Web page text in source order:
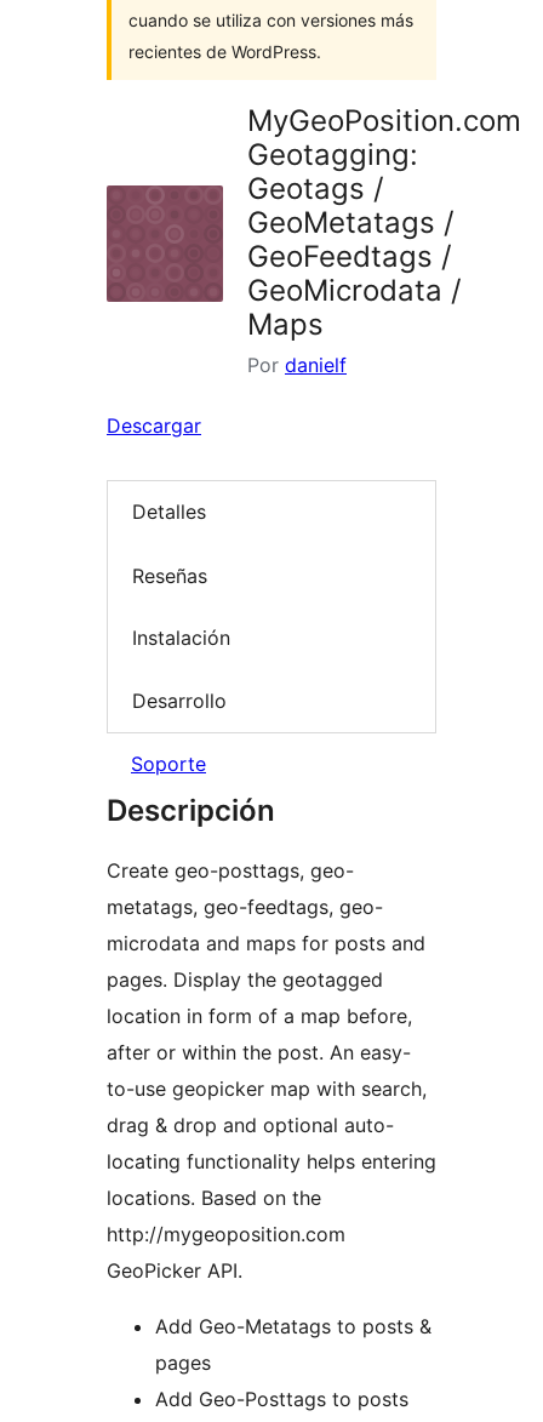
cuando se utiliza con versiones más
recientes de WordPress.
MyGeoPosition.com
Geotagging:
Geotags /
GeoMetatags /
GeoFeedtags /
GeoMicrodata /
Maps
Por danielf
Descargar
Detalles
Reseñas
Instalación
Desarrollo
Soporte
Descripción
Create geo-posttags, geo-
metatags, geo-feedtags, geo-
microdata and maps for posts and
pages. Display the geotagged
location in form of a map before,
after or within the post. An easy-
to-use geopicker map with search,
drag & drop and optional auto-
locating functionality helps entering
locations. Based on the
http://mygeoposition.com
GeoPicker API.
Add Geo-Metatags to posts &
pages
Add Geo-Posttags to posts